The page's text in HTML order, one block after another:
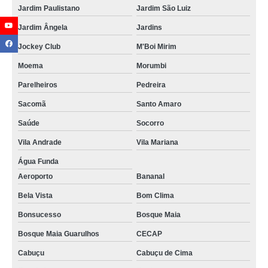
distribuidor de verniz para chão de madeira Santana
distribuidor de verniz para taco de madeira São Caetano do Sul
verniz para taco comprar Tanque Grande
verniz epoxi para piso comprar Torres Tibagy
verniz para assoalho Recanto Verde
verniz para taco de madeira Condomínio Veigas
distribuidor de verniz para piso de madeira a base de água Jardim América
distribuidor de verniz para taco de madeira Pimentas
verniz para piso de madeira a base de água preço Diadema
distribuidor de verniz para assoalho Vila Ipojuca
verniz parquet preço Jardim Atibaia
fornecedor de verniz piso madeira Recanto Verde
verniz para assoalho comprar Sacomã
Jardim Paulistano Jardim São Luiz
Jardim Ângela Jardins
Jockey Club M'Boi Mirim
Moema Morumbi
Parelheiros Pedreira
Sacomã Santo Amaro
Saúde Socorro
Vila Andrade Vila Mariana
Água Funda
Aeroporto
Bananal
Bela Vista Bom Clima
Bonsucesso Bosque Maia
Bosque Maia Guarulhos CECAP
Cabuçu Cabuçu de Cima